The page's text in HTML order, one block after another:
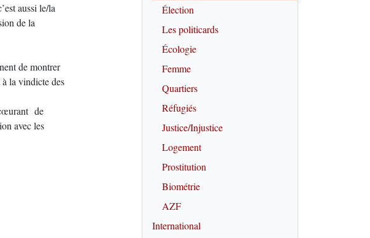
aussi le/la
de la
de montrer
la vindicte des
de
avec les
Élection
Les politicards
Écologie
Femme
Quartiers
Réfugiés
Justice/Injustice
Logement
Prostitution
Biométrie
AZF
International